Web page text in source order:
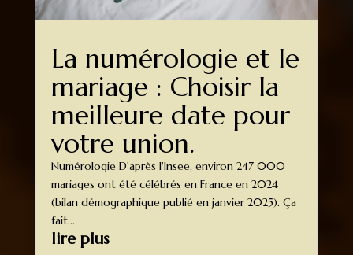
La numérologie et le
mariage : Choisir la
meilleure date pour
votre union.
Numérologie D'après l'Insee, environ 247 000
mariages ont été célébrés en France en 2024
(bilan démographique publié en janvier 2025). Ça
fait...
lire plus